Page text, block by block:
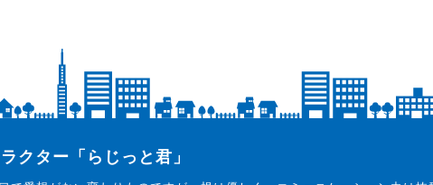
クター「らじっと君」